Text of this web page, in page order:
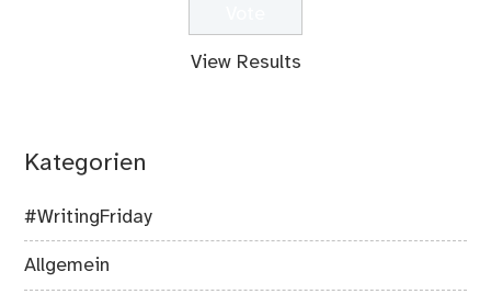
View Results
Kategorien
#WritingFriday
Allgemein